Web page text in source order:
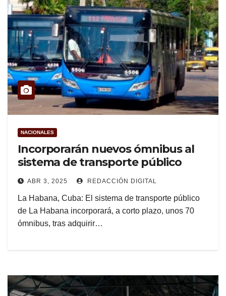
NACIONALES
Incorporarán nuevos ómnibus al
sistema de transporte público
ABR 3, 2025 REDACCIÓN DIGITAL
La Habana, Cuba: El sistema de transporte público
de La Habana incorporará, a corto plazo, unos 70
ómnibus, tras adquirir…